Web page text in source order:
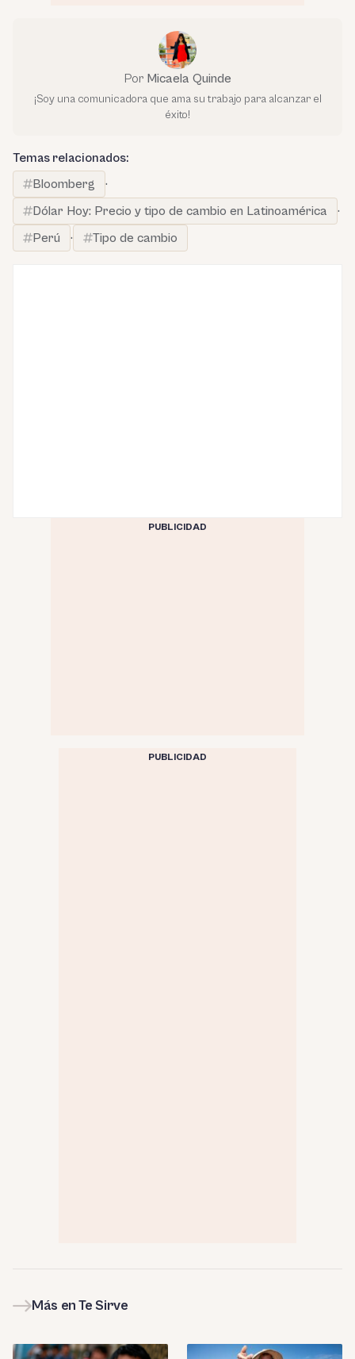
Por Micaela Quinde
¡Soy una comunicadora que ama su trabajo para alcanzar el
éxito!
Temas relacionados:
Bloomberg
·
Dólar Hoy: Precio y tipo de cambio en Latinoamérica
·
Perú
· Tipo de cambio
PUBLICIDAD
PUBLICIDAD
Más en Te Sirve